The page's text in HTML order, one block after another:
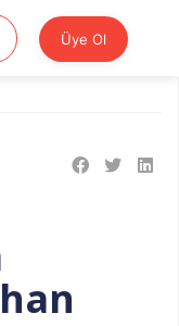
Yap Üye Ol